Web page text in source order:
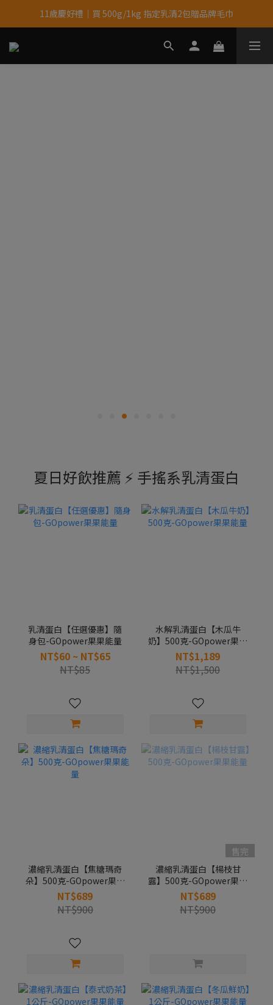
果果11歲慶｜App 下單享 5% 購物金回饋
11歲慶好禮｜買 500g/1kg 指定乳清2包贈品牌毛巾
果果11歲慶｜App 下單享 5% 購物金回饋
夏日好飲推薦 ⚡️ 手搖系乳清蛋白
乳清蛋白【任選優惠】隨
身包-GOpower果果能量
NT$60 ~ NT$65
NT$85
水解乳清蛋白【木瓜牛
奶】500克-GOpower果果
能量
NT$1,189
NT$1,500
濃縮乳清蛋白【焦糖瑪奇
朵】500克-GOpower果果
能量
NT$689
NT$900
售完
濃縮乳清蛋白【楊枝甘
露】500克-GOpower果果
能量
NT$689
NT$900